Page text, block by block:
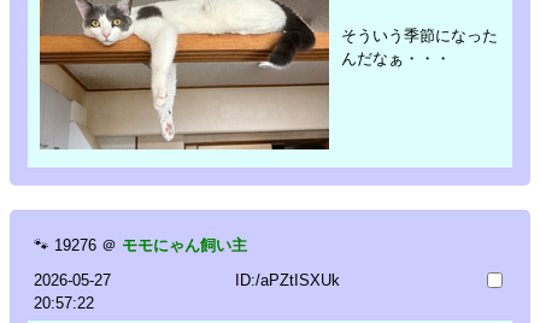
そういう季節になった
んだなぁ・・・
🐾 19276 ＠ モモにゃん飼い主
2026-05-27
20:57:22
ID:/aPZtISXUk